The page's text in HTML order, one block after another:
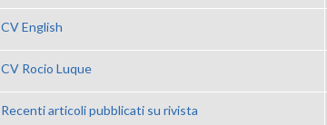
CV English
CV Rocio Luque
Recenti articoli pubblicati su rivista